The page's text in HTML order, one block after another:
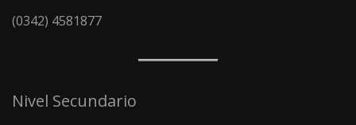
(0342) 4581877
Nivel Secundario